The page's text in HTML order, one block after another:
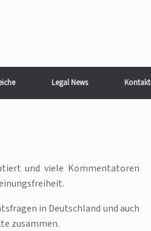
Legal News Kontakt
und viele Kommentatoren
in Deutschland und auch
zusammen.